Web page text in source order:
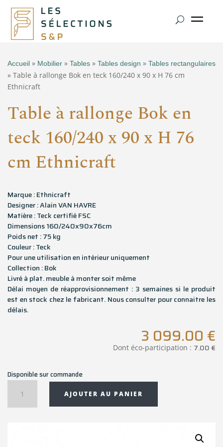
Accueil » Mobilier » Tables » Tables design » Tables rectangulaires
» Table à rallonge Bok en teck 160/240 x 90 x H 76 cm
Ethnicraft
Table à rallonge Bok en
teck 160/240 x 90 x H 76
cm Ethnicraft
Marque : Ethnicraft
Designer : Alain VAN HAVRE
Matière : Teck certifié FSC
Dimensions 160/240x90x76cm
Poids net : 75 kg
Couleur : Teck
Pour une utilisation en intérieur uniquement
Collection : Bok
Livré à plat. meuble à monter soit même
Délai moyen de réapprovisionnement : 3 semaines si le produit
est en stock chez le fabricant. Nous consulter pour connaitre les
délais.
3 099.00 €
Dont éco-participation : 7.00€
Disponible sur commande
Table
AJOUTER AU PANIER